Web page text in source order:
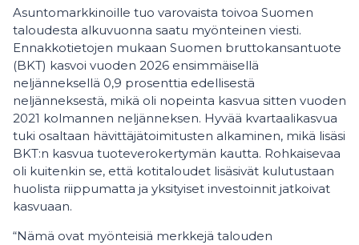
Asuntomarkkinoille tuo varovaista toivoa Suomen
taloudesta alkuvuonna saatu myönteinen viesti.
Ennakkotietojen mukaan Suomen bruttokansantuote
(BKT) kasvoi vuoden 2026 ensimmäisellä
neljänneksellä 0,9 prosenttia edellisestä
neljänneksestä, mikä oli nopeinta kasvua sitten vuoden
2021 kolmannen neljänneksen. Hyvää kvartaalikasvua
tuki osaltaan hävittäjätoimitusten alkaminen, mikä lisäsi
BKT:n kasvua tuoteverokertymän kautta. Rohkaisevaa
oli kuitenkin se, että kotitaloudet lisäsivät kulutustaan
huolista riippumatta ja yksityiset investoinnit jatkoivat
kasvuaan.
“Nämä ovat myönteisiä merkkejä talouden